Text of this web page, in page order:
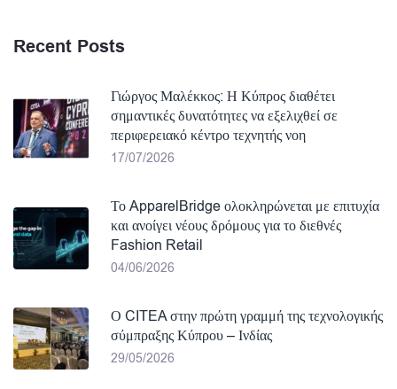
Recent Posts
Γιώργος Μαλέκκος: Η Κύπρος διαθέτει
σημαντικές δυνατότητες να εξελιχθεί σε
περιφερειακό κέντρο τεχνητής νοη
17/07/2026
Το ApparelBridge ολοκληρώνεται με επιτυχία
και ανοίγει νέους δρόμους για το διεθνές
Fashion Retail
04/06/2026
Ο CITEA στην πρώτη γραμμή της τεχνολογικής
σύμπραξης Κύπρου – Ινδίας
29/05/2026